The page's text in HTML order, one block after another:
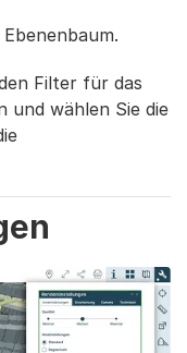
Filter für das
und wählen Sie die